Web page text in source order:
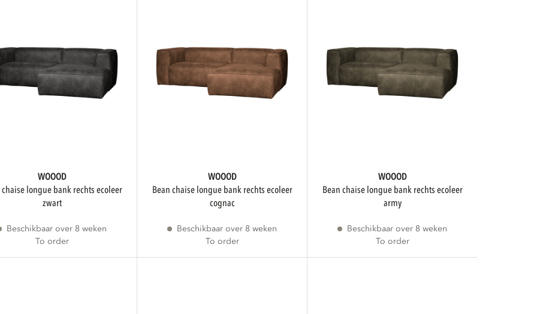
WOOOD
zwart
Beschikbaar over 8 weken
To order
WOOOD
bean chaise longue bank rechts ecoleer
cognac
Beschikbaar over 8 weken
To order
WOOOD
bean chaise longue bank rechts ecoleer
army
Beschikbaar over 8 weken
To order